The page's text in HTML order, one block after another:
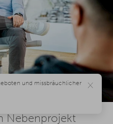
Nebenprojekt
×